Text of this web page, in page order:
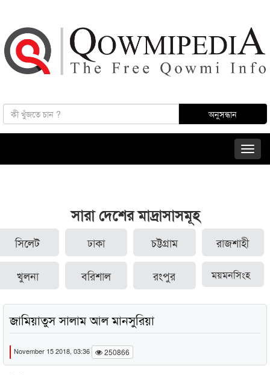
সারা দেশের মাদ্রাসাসমূহ
সিলেট ঢাকা চট্টগ্রাম রাজশাহী
খুলনা বরিশাল রংপুর ময়মনসিংহ
জামিয়াতুস সালাম আল মানসুরিয়া
November 15 2018, 03:36 250866